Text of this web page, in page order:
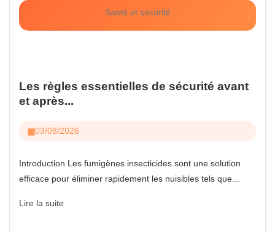
Santé et sécurité
Les règles essentielles de sécurité avant
et après...
03/08/2026
Introduction Les fumigènes insecticides sont une solution
efficace pour éliminer rapidement les nuisibles tels que...
Lire la suite